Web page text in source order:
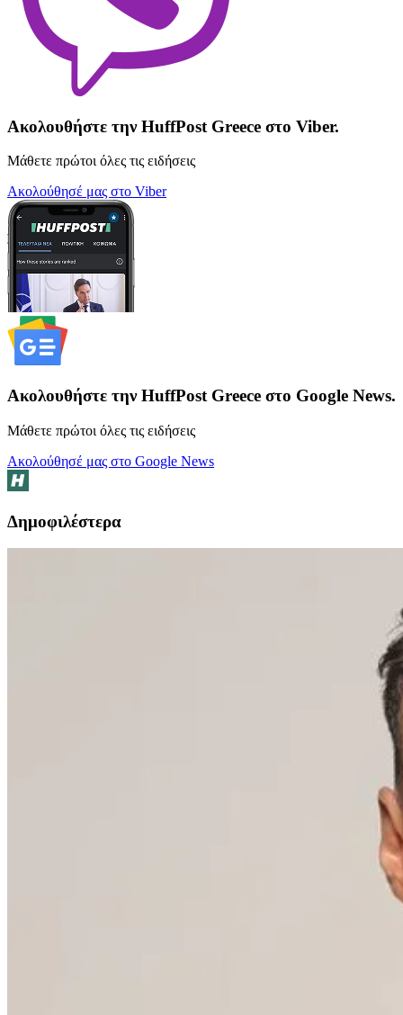
Ακολουθήστε την HuffPost Greece στο Viber.
Μάθετε πρώτοι όλες τις ειδήσεις
Ακολούθησέ μας στο Viber
Ακολουθήστε την HuffPost Greece στο Google News.
Μάθετε πρώτοι όλες τις ειδήσεις
Ακολούθησέ μας στο Google News
Δημοφιλέστερα